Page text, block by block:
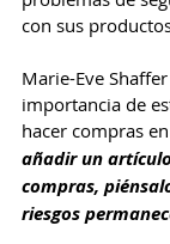
con sus
Marie-Eve
importancia de
hacer compras
añadir un
compras,
riesgos